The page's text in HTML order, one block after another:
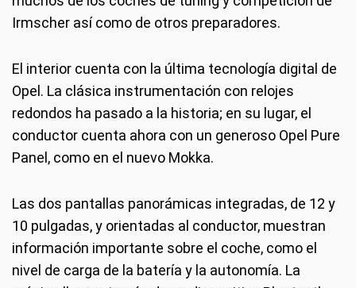
Irmscher así como de otros preparadores.
El interior cuenta con la última tecnología digital de
Opel. La clásica instrumentación con relojes
redondos ha pasado a la historia; en su lugar, el
conductor cuenta ahora con un generoso Opel Pure
Panel, como en el nuevo Mokka.
Las dos pantallas panorámicas integradas, de 12 y
10 pulgadas, y orientadas al conductor, muestran
información importante sobre el coche, como el
nivel de carga de la batería y la autonomía. La